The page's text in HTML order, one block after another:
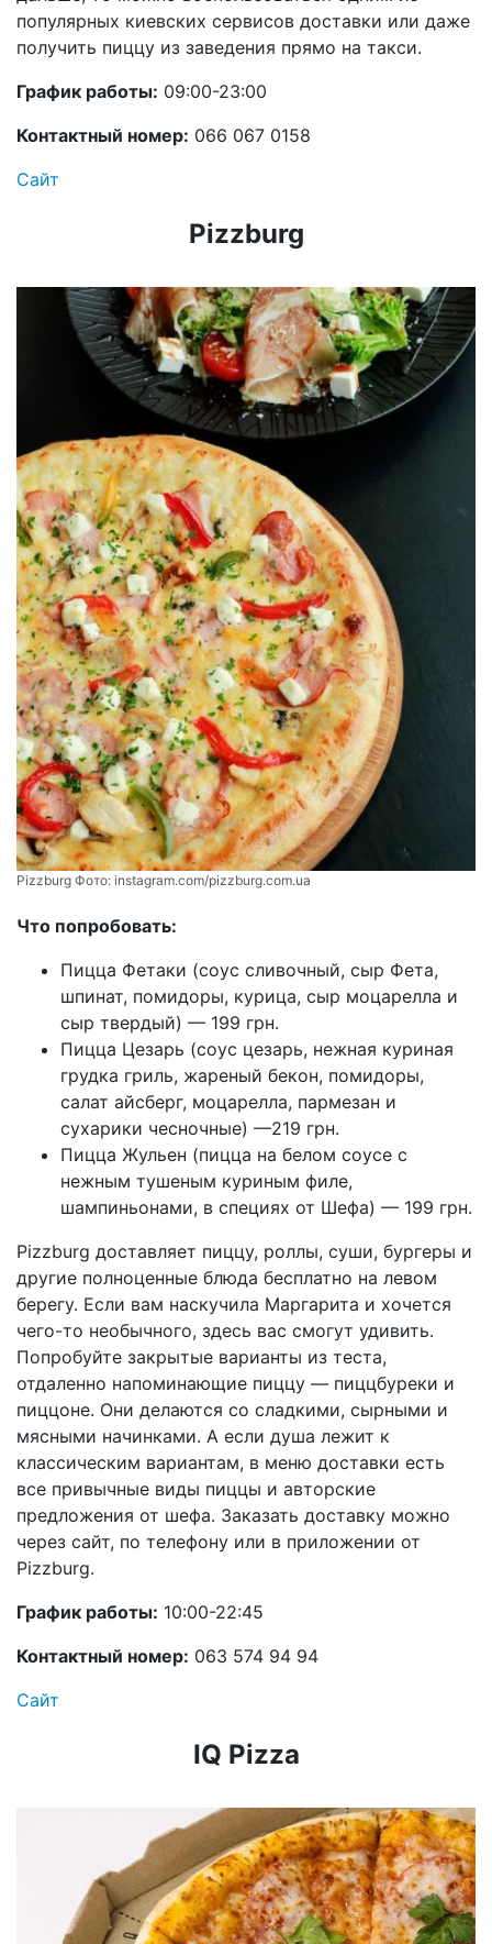
популярных киевских сервисов доставки или даже
получить пиццу из заведения прямо на такси.
График работы: 09:00-23:00
Контактный номер: 066 067 0158
Сайт
Pizzburg
Pizzburg Фото: instagram.com/pizzburg.com.ua
Что попробовать:
Пицца Фетаки (соус сливочный, сыр Фета,
шпинат, помидоры, курица, сыр моцарелла и
сыр твердый) — 199 грн.
Пицца Цезарь (соус цезарь, нежная куриная
грудка гриль, жареный бекон, помидоры,
салат айсберг, моцарелла, пармезан и
сухарики чесночные) —219 грн.
Пицца Жульен (пицца на белом соусе с
нежным тушеным куриным филе,
шампиньонами, в специях от Шефа) — 199 грн.
Pizzburg доставляет пиццу, роллы, суши, бургеры и
другие полноценные блюда бесплатно на левом
берегу. Если вам наскучила Маргарита и хочется
чего-то необычного, здесь вас смогут удивить.
Попробуйте закрытые варианты из теста,
отдаленно напоминающие пиццу — пиццбуреки и
пиццоне. Они делаются со сладкими, сырными и
мясными начинками. А если душа лежит к
классическим вариантам, в меню доставки есть
все привычные виды пиццы и авторские
предложения от шефа. Заказать доставку можно
через сайт, по телефону или в приложении от
Pizzburg.
График работы: 10:00-22:45
Контактный номер: 063 574 94 94
Сайт
IQ Pizza